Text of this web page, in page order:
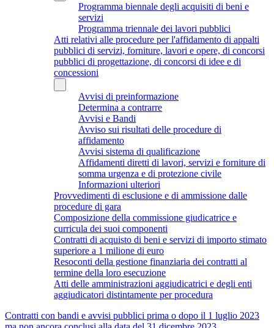
Programma biennale degli acquisiti di beni e
servizi
Programma triennale dei lavori pubblici
Atti relativi alle procedure per l'affidamento di appalti
pubblici di servizi, forniture, lavori e opere, di concorsi
pubblici di progettazione, di concorsi di idee e di
concessioni
Avvisi di preinformazione
Determina a contrarre
Avvisi e Bandi
Avviso sui risultati delle procedure di
affidamento
Avvisi sistema di qualificazione
Affidamenti diretti di lavori, servizi e forniture di
somma urgenza e di protezione civile
Informazioni ulteriori
Provvedimenti di esclusione e di ammissione dalle
procedure di gara
Composizione della commissione giudicatrice e
curricula dei suoi componenti
Contratti di acquisto di beni e servizi di importo stimato
superiore a 1 milione di euro
Resoconti della gestione finanziaria dei contratti al
termine della loro esecuzione
Atti delle amministrazioni aggiudicatrici e degli enti
aggiudicatori distintamente per procedura
Contratti con bandi e avvisi pubblici prima o dopo il 1 luglio 2023